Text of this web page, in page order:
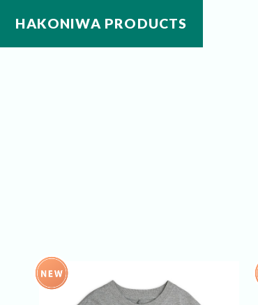
HAKONIWA PRODUCTS